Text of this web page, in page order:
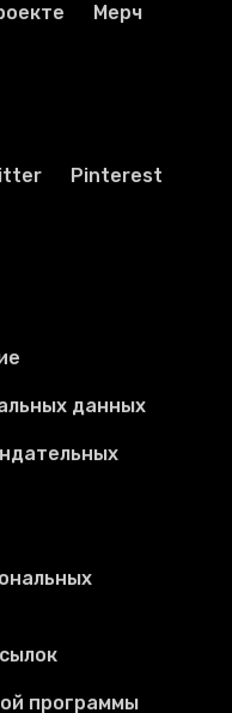
Мерч
Pinterest
данных
программы